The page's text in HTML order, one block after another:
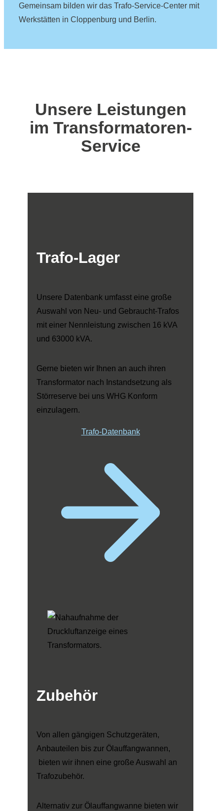
Gemeinsam bilden wir das Trafo-Service-Center mit
Werkstätten in Cloppenburg und Berlin.
Unsere Leistungen
im Transformatoren-
Service
Trafo-Lager
Unsere Datenbank umfasst eine große
Auswahl von Neu- und Gebraucht-Trafos
mit einer Nennleistung zwischen 16 kVA
und 63000 kVA.
Gerne bieten wir Ihnen an auch ihren
Transformator nach Instandsetzung als
Störreserve bei uns WHG Konform
einzulagern.
Trafo-Datenbank
Zubehör
Von allen gängigen Schutzgeräten,
Anbauteilen bis zur Ölauffangwannen,
bieten wir ihnen eine große Auswahl an
Trafozubehör.
Alternativ zur Ölauffangwanne bieten wir